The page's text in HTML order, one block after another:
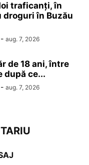
traficanți, în
droguri în Buzău
- aug. 7, 2026
de 18 ani, între
după ce...
- aug. 7, 2026